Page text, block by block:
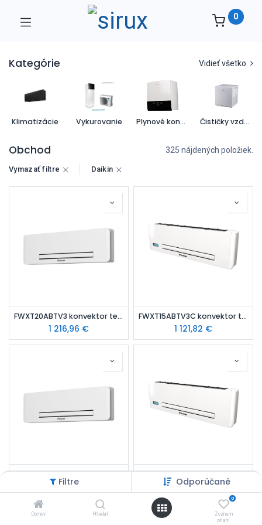
Filtre Odporúčané
Domov Hľadať
0
Zoznam
prianí
0
Kategórie Vidieť všetko
Klimatizácie Vykurovanie Plynové kondenzačné kotly Čističky vzduchu
Obchod 325 nájdených položiek.
Vymazať filtre Daikin
FWXT20ABTV3 konvektor tepelné čerpadla s výkonom 1,19 kW, pripojenie vpravo
1 216,96 €
FWXT15ABTV3C konvektor tepelné čerpadla s výkonom 1,02 kW, pripojenie vpravo, s IR ovládačom
1 121,82 €
FWXT15ABTV3 konvektor tepelné čerpadla s výkonom 1,02 kW, pripojenie vpravo
1 088,37
FWXT10ABTV3CL konvektor tepelné čerpadla s výkonom 0,79 kW, pripojenie vľavo, s IR ovládačom
973,36 €